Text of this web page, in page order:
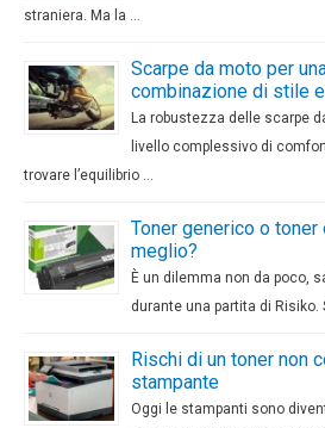
straniera. Ma la …
Scarpe da moto per
combinazione di stile
La robustezza delle scarpe
livello complessivo di
trovare l’equilibrio …
Toner generico o
meglio?
È un dilemma non da poco,
durante una partita di Risiko.
Rischi di un toner non
stampante
Oggi le stampanti sono